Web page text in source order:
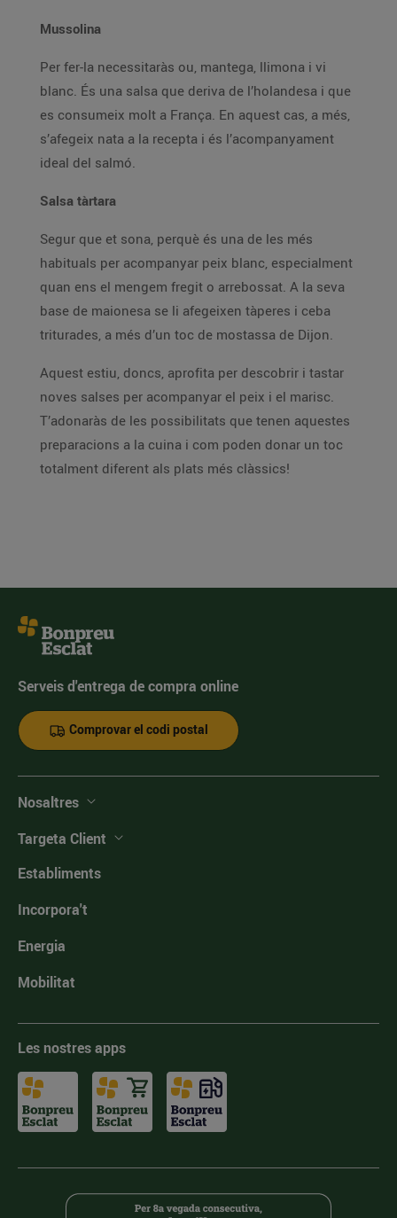
Mussolina
Per fer-la necessitaràs ou, mantega, llimona i vi
blanc. És una salsa que deriva de l’holandesa i que
es consumeix molt a França. En aquest cas, a més,
s’afegeix nata a la recepta i és l’acompanyament
ideal del salmó.
Salsa tàrtara
Segur que et sona, perquè és una de les més
habituals per acompanyar peix blanc, especialment
quan ens el mengem fregit o arrebossat. A la seva
base de maionesa se li afegeixen tàperes i ceba
triturades, a més d’un toc de mostassa de Dijon.
Aquest estiu, doncs, aprofita per descobrir i tastar
noves salses per acompanyar el peix i el marisc.
T’adonaràs de les possibilitats que tenen aquestes
preparacions a la cuina i com poden donar un toc
totalment diferent als plats més clàssics!
Serveis d'entrega de compra online
Comprovar el codi postal
Nosaltres
Targeta Client
Establiments
Incorpora't
Energia
Mobilitat
Les nostres apps